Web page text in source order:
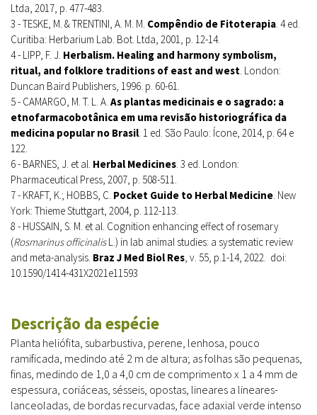
Ltda, 2017, p. 477-483.
3 - TESKE, M. & TRENTINI, A. M. M. Compêndio de Fitoterapia . 4 ed.
Curitiba: Herbarium Lab. Bot. Ltda, 2001, p. 12-14.
4 - LIPP, F. J. Herbalism. Healing and harmony symbolism,
ritual, and folklore traditions of east and west . London:
Duncan Baird Publishers, 1996. p. 60-61.
5 - CAMARGO, M. T. L. A. As plantas medicinais e o sagrado: a
etnofarmacobotânica em uma revisão historiográfica da
medicina popular no Brasil . 1 ed. São Paulo: Ícone, 2014, p. 64 e
122.
6 - BARNES, J. et al. Herbal Medicines . 3 ed. London:
Pharmaceutical Press, 2007, p. 508-511.
7 - KRAFT, K.; HOBBS, C. Pocket Guide to Herbal Medicine . New
York: Thieme Stuttgart, 2004, p. 112-113.
8 - HUSSAIN, S. M. et al. Cognition enhancing effect of rosemary
(Rosmarinus officinalisL.) in lab animal studies: a systematic review
and meta-analysis. Braz J Med Biol Res , v. 55, p.1-14, 2022. doi:
10.1590/1414-431X2021e11593
Descrição da espécie
Planta heliófita, subarbustiva, perene, lenhosa, pouco
ramificada, medindo até 2 m de altura; as folhas são pequenas,
finas, medindo de 1,0 a 4,0 cm de comprimento x 1 a 4 mm de
espessura, coriáceas, sésseis, opostas, lineares a lineares-
lanceoladas, de bordas recurvadas, face adaxial verde intenso